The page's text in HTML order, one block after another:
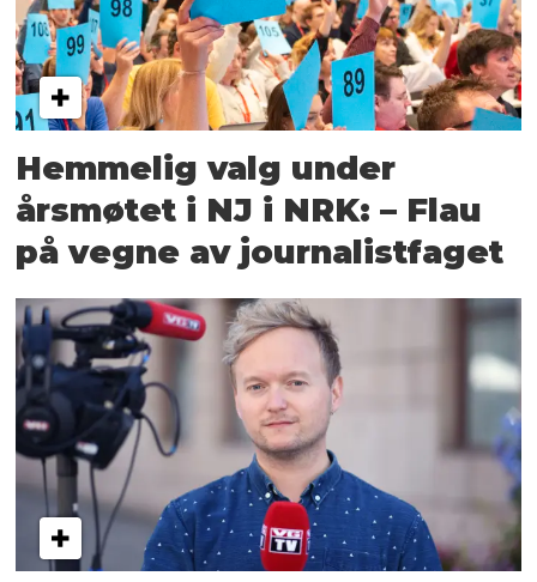
Hemmelig valg under
årsmøtet i NJ i NRK: – Flau
på vegne av journalistfaget